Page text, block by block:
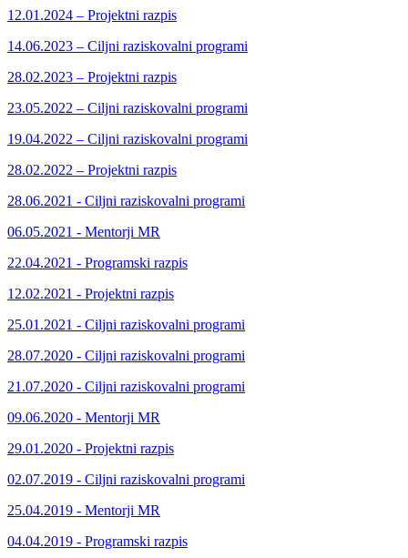
12.01.2024 – Projektni razpis
14.06.2023 – Ciljni raziskovalni programi
28.02.2023 – Projektni razpis
23.05.2022 – Ciljni raziskovalni programi
19.04.2022 – Ciljni raziskovalni programi
28.02.2022 – Projektni razpis
28.06.2021 - Ciljni raziskovalni programi
06.05.2021 - Mentorji MR
22.04.2021 - Programski razpis
12.02.2021 - Projektni razpis
25.01.2021 - Ciljni raziskovalni programi
28.07.2020 - Ciljni raziskovalni programi
21.07.2020 - Ciljni raziskovalni programi
09.06.2020 - Mentorji MR
29.01.2020 - Projektni razpis
02.07.2019 - Ciljni raziskovalni programi
25.04.2019 - Mentorji MR
04.04.2019 - Programski razpis